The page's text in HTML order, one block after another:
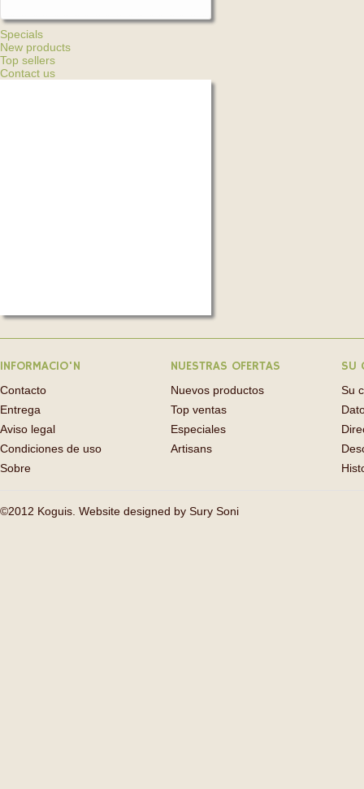
Specials
New products
Top sellers
Contact us
INFORMACIO'N
Contacto
Entrega
Aviso legal
Condiciones de uso
Sobre
NUESTRAS OFERTAS
Nuevos productos
Top ventas
Especiales
Artisans
SU
Su
©2012 Koguis. Website designed by Sury Soni